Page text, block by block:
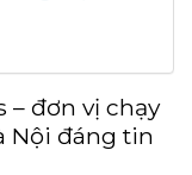
– đơn vị chạy
Nội đáng tin